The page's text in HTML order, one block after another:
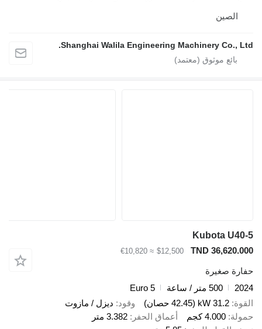
Shanghai Walila Engineering Machinery
Kubota
TND
$12,500
≈ €10,820
500 متر / ساعة
Euro 5
31.2 kW (42.45 حصان)
وقود ديزل / مازوت
4.000 كجم
أعماق الحفر 3.382 متر